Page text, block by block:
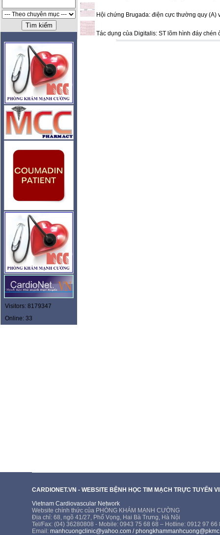
Visitors: 8179347
Online: 33
Hội chứng Brugada: điện cực thường quy
Tác dụng của Digitalis: ST lõm hình đáy chén
CARDIONET.VN - WEBSITE BỆNH HỌC TIM MẠCH TRỰC TUYẾN
Vietnam Cardiovascular Network
Website chính thức của PHÒNG KHÁM MẠNH CƯỜNG
Địa chỉ: 68, ngõ 41/27, Phố Vọng, Hai Bà Trưng, Hà Nội
Tel/Fax: (04) 36280808 - Mobile: 0943 75 68 68 – Hotline: 0912 97
Email: manhcuongclinic@yahoo.com /